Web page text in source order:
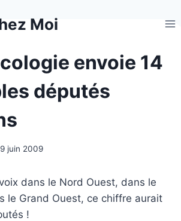
Moi
envoie 14
députés
9 juin 2009
dans le Nord Ouest, dans le
le Grand Ouest, ce chiffre aurait
!